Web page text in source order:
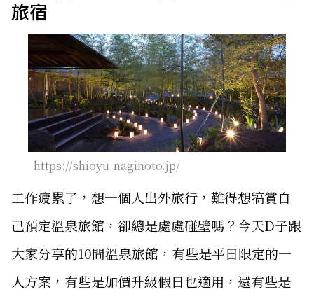
旅宿
https://shioyu-naginoto.jp/
工作疲累了，想一個人出外旅行，難得想犒賞自
己預定溫泉旅館，卻總是處處碰壁嗎？今天D子跟
大家分享的10間溫泉旅館，有些是平日限定的一
人方案，有些是加價升級假日也適用，還有些是